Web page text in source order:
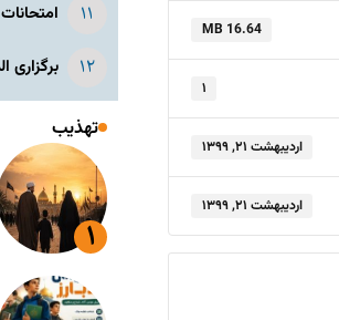
16.64 MB
۱
اردیبهشت ۲۱, ۱۳۹۹
اردیبهشت ۲۱, ۱۳۹۹
امتحانات
برگزاری
تهذیب